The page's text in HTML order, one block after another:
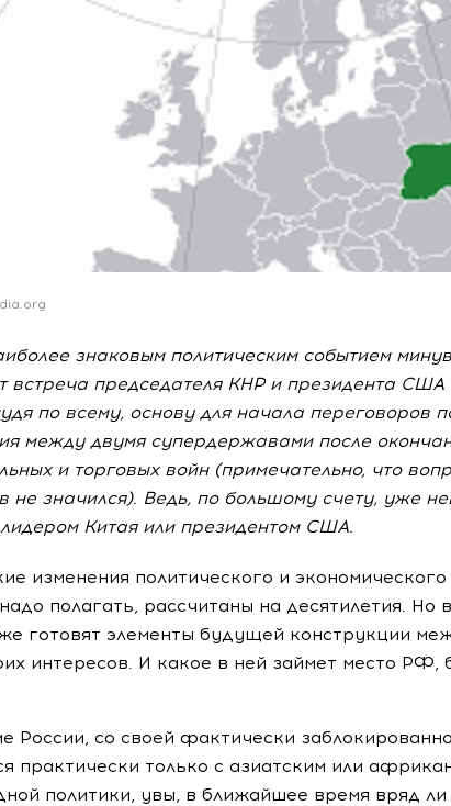
знаковым политическим событием
встреча председателя КНР и президента
по всему, основу для начала переговоров
между двумя супердержавами после
и торговых войн (примечательно, что
не значился). Ведь, по большому счету, уже
Китая или президентом США.
изменения политического и
полагать, рассчитаны на десятилетия. Но
готовят элементы будущей конструкции
интересов. И какое в ней займет место РФ,
России, со своей фактически
практически только с азиатским или
политики, увы, в ближайшее время вряд ли